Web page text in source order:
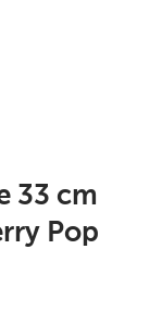
33 cm
Pop